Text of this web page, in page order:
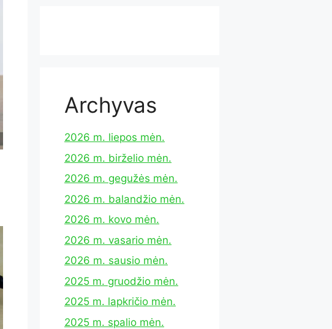
Archyvas
2026 m. liepos mėn.
2026 m. birželio mėn.
2026 m. gegužės mėn.
2026 m. balandžio mėn.
2026 m. kovo mėn.
2026 m. vasario mėn.
2026 m. sausio mėn.
2025 m. gruodžio mėn.
2025 m. lapkričio mėn.
2025 m. spalio mėn.